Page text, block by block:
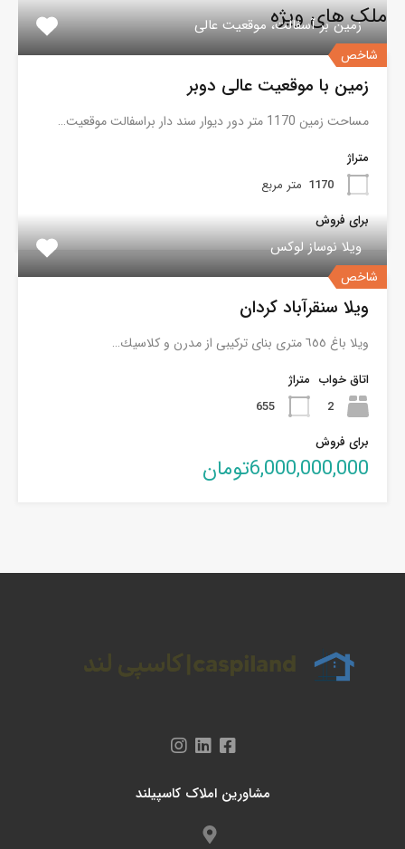
ملک های ویژه
شاخص
زمین بر آسفالت، موقعیت عالی
زمین با موقعیت عالی دوبر
مساحت زمین 1170 متر دور دیوار سند دار براسفالت موقعیت…
متراژ
1170 متر مربع
برای فروش
شاخص
ویلا نوساز لوکس
ویلا سنقرآباد کردان
ويلا باغ ٦٥٥ مترى بناى تركيبى از مدرن و كلاسيك…
اتاق خواب
2
متراژ
655
برای فروش
6,000,000,000تومان
مشاورین املاک کاسپیلند